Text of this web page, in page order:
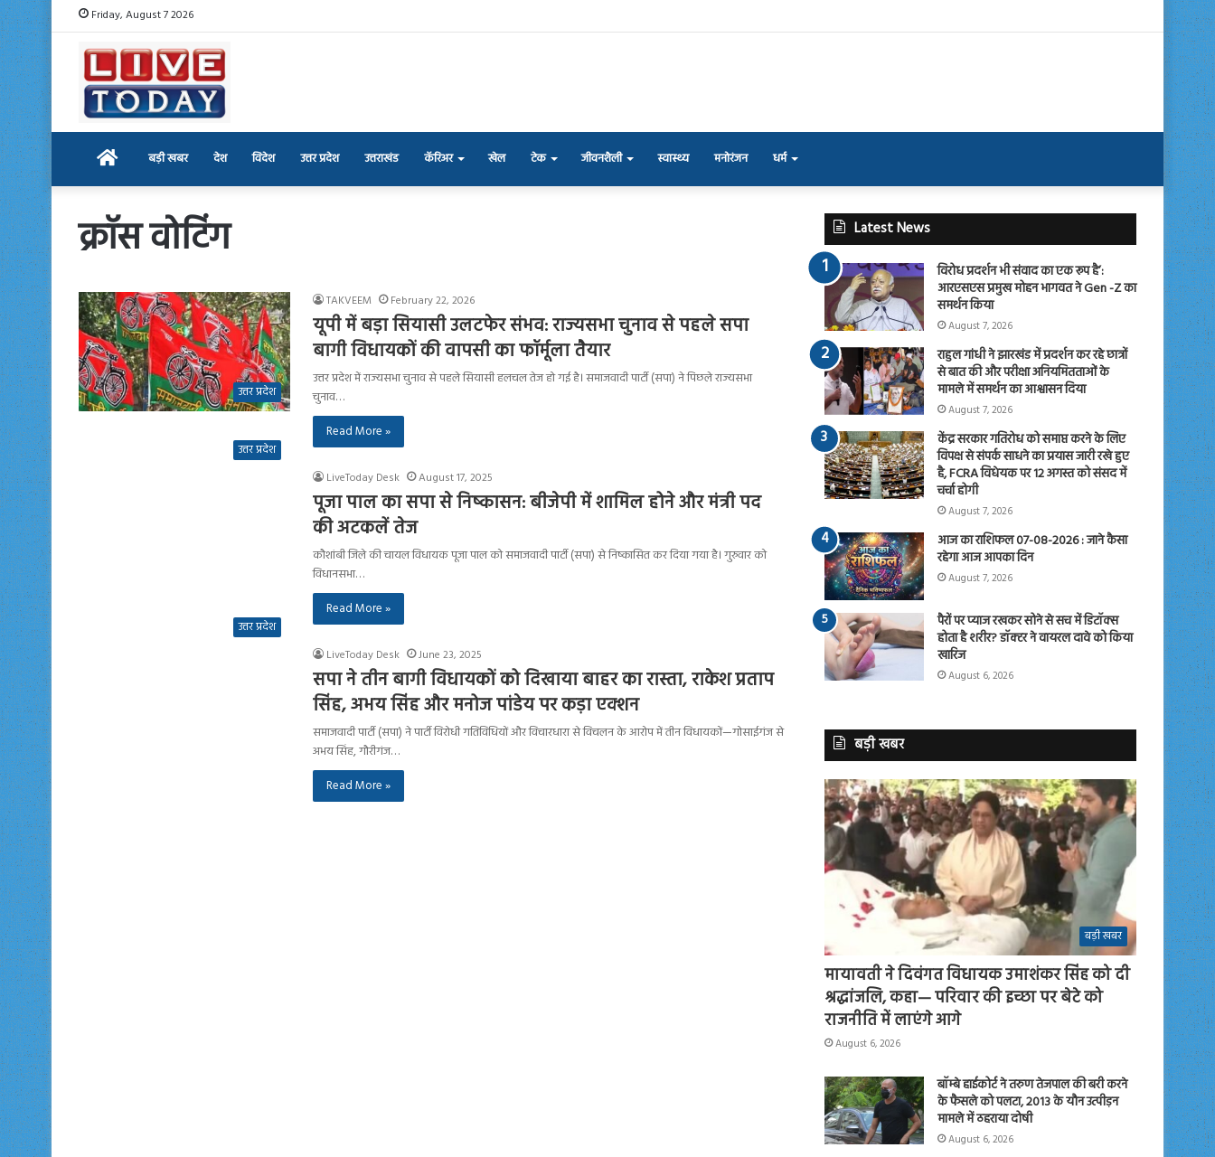
Friday, August 7 2026
Home बड़ी खबर देश विदेश उत्तर प्रदेश उत्तराखंड कॅरिअर खेल टेक जीवनशैली स्वास्थ्य मनोरंजन धर्म
क्रॉस वोटिंग
उत्तर प्रदेश
TAKVEEM February 22, 2026
यूपी में बड़ा सियासी उलटफेर संभव: राज्यसभा चुनाव से पहले सपा
बागी विधायकों की वापसी का फॉर्मूला तैयार
उत्तर प्रदेश में राज्यसभा चुनाव से पहले सियासी हलचल तेज हो गई है। समाजवादी पार्टी (सपा) ने पिछले राज्यसभा
चुनाव…
Read More »
उत्तर प्रदेश
LiveToday Desk
August 17, 2025
पूजा पाल का सपा से निष्कासन: बीजेपी में शामिल होने और मंत्री पद
की अटकलें तेज
कौशांबी जिले की चायल विधायक पूजा पाल को समाजवादी पार्टी (सपा) से निष्कासित कर दिया गया है। गुरुवार को
विधानसभा…
Read More »
उत्तर प्रदेश
LiveToday Desk
June 23, 2025
सपा ने तीन बागी विधायकों को दिखाया बाहर का रास्ता, राकेश प्रताप
सिंह, अभय सिंह और मनोज पांडेय पर कड़ा एक्शन
समाजवादी पार्टी (सपा) ने पार्टी विरोधी गतिविधियों और विचारधारा से विचलन के आरोप में तीन विधायकों—गोसाईगंज से
अभय सिंह, गौरीगंज…
Read More »
Latest News
विरोध प्रदर्शन भी संवाद का एक रूप है’:
आरएसएस प्रमुख मोहन भागवत ने Gen -Z का
समर्थन किया
August 7, 2026
राहुल गांधी ने झारखंड में प्रदर्शन कर रहे छात्रों
से बात की और परीक्षा अनियमितताओं के
मामले में समर्थन का आश्वासन दिया
August 7, 2026
केंद्र सरकार गतिरोध को समाप्त करने के लिए
विपक्ष से संपर्क साधने का प्रयास जारी रखे हुए
है, FCRA विधेयक पर 12 अगस्त को संसद में
चर्चा होगी
August 7, 2026
आज का राशिफल 07-08-2026 : जाने कैसा
रहेगा आज आपका दिन
August 7, 2026
पैरों पर प्याज रखकर सोने से सच में डिटॉक्स
होता है शरीर? डॉक्टर ने वायरल दावे को किया
खारिज
August 6, 2026
बड़ी खबर
बड़ी खबर
मायावती ने दिवंगत विधायक उमाशंकर सिंह को दी
श्रद्धांजलि, कहा— परिवार की इच्छा पर बेटे को
राजनीति में लाएंगे आगे
August 6, 2026
बॉम्बे हाईकोर्ट ने तरुण तेजपाल की बरी करने
के फैसले को पलटा, 2013 के यौन उत्पीड़न
मामले में ठहराया दोषी
August 6, 2026